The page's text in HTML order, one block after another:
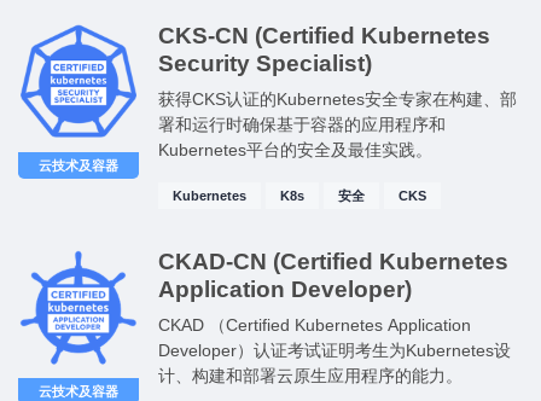
云技术及容器
CKS-CN (Certified Kubernetes
Security Specialist)
获得CKS认证的Kubernetes安全专家在构建、部
署和运行时确保基于容器的应用程序和
Kubernetes平台的安全及最佳实践。
Kubernetes K8s 安全 CKS
云技术及容器
CKAD-CN (Certified Kubernetes
Application Developer)
CKAD （Certified Kubernetes Application
Developer）认证考试证明考生为Kubernetes设
计、构建和部署云原生应用程序的能力。